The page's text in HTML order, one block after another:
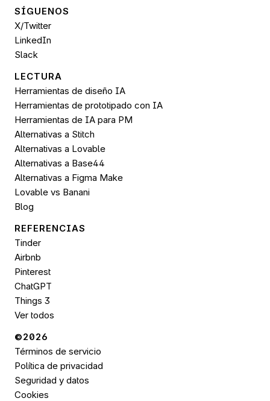
SÍGUENOS
X/Twitter
LinkedIn
Slack
LECTURA
Herramientas de diseño IA
Herramientas de prototipado con IA
Herramientas de IA para PM
Alternativas a Stitch
Alternativas a Lovable
Alternativas a Base44
Alternativas a Figma Make
Lovable vs Banani
Blog
REFERENCIAS
Tinder
Airbnb
Pinterest
ChatGPT
Things 3
Ver todos
©2026
Términos de servicio
Política de privacidad
Seguridad y datos
Cookies